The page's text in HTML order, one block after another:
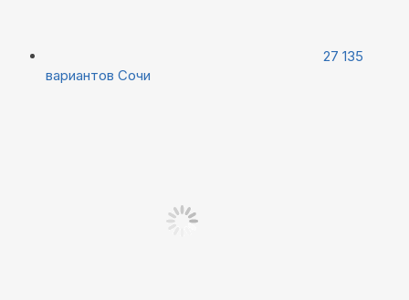
27 135
вариантов Сочи